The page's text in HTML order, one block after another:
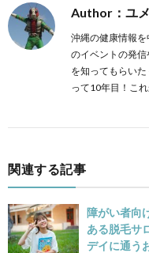
Author：ユ
沖縄の健康情報
のイベントの発
を知ってもらい
って10年目！こ
関連する記事
障がい者向
ある脱毛サ
デイに通う